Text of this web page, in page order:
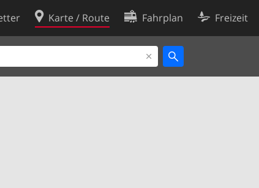
Karte / Route Fahrplan Freizeit
Cookie-Richtlinie
Cookie-Einstellungen